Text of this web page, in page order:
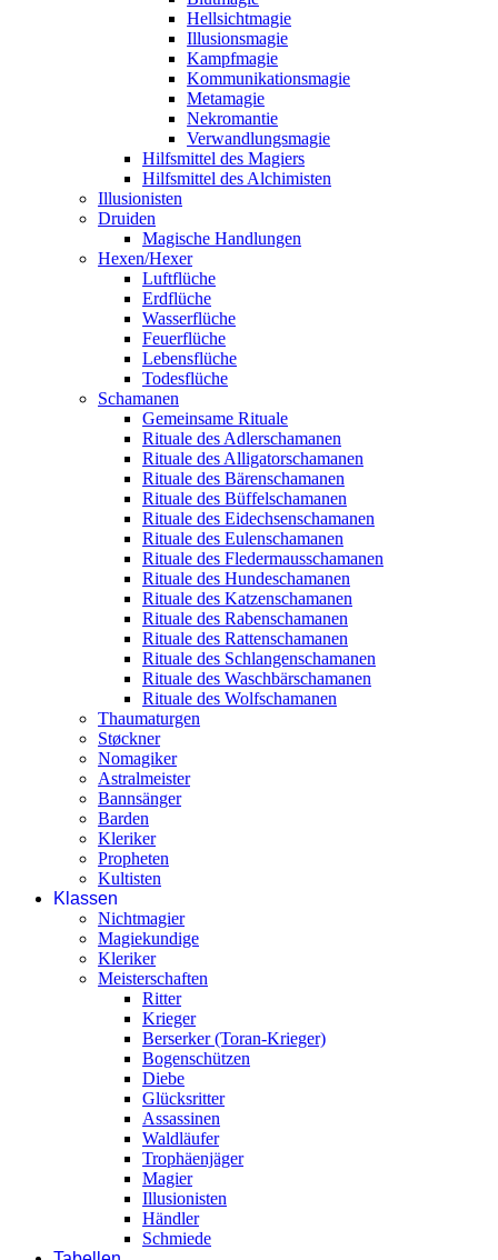
Hellsichtmagie
Illusionsmagie
Kampfmagie
Kommunikationsmagie
Metamagie
Nekromantie
Verwandlungsmagie
Hilfsmittel des Magiers
Hilfsmittel des Alchimisten
Illusionisten
Druiden
Magische Handlungen
Hexen/Hexer
Luftflüche
Erdflüche
Wasserflüche
Feuerflüche
Lebensflüche
Todesflüche
Schamanen
Gemeinsame Rituale
Rituale des Adlerschamanen
Rituale des Alligatorschamanen
Rituale des Bärenschamanen
Rituale des Büffelschamanen
Rituale des Eidechsenschamanen
Rituale des Eulenschamanen
Rituale des Fledermausschamanen
Rituale des Hundeschamanen
Rituale des Katzenschamanen
Rituale des Rabenschamanen
Rituale des Rattenschamanen
Rituale des Schlangenschamanen
Rituale des Waschbärschamanen
Rituale des Wolfschamanen
Thaumaturgen
Støckner
Nomagiker
Astralmeister
Bannsänger
Barden
Kleriker
Propheten
Kultisten
Klassen
Nichtmagier
Magiekundige
Kleriker
Meisterschaften
Ritter
Krieger
Berserker (Toran-Krieger)
Bogenschützen
Diebe
Glücksritter
Assassinen
Waldläufer
Trophäenjäger
Magier
Illusionisten
Händler
Schmiede